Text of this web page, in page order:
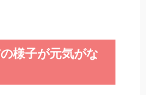
様子が元気がな